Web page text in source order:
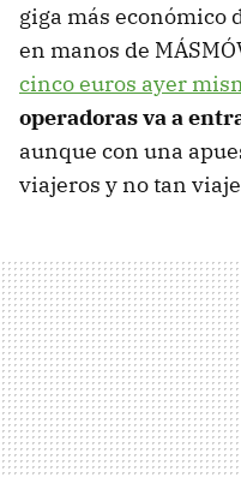
giga más económico
en manos de
cinco euros ayer
operadoras va a
aunque con una
viajeros y no tan